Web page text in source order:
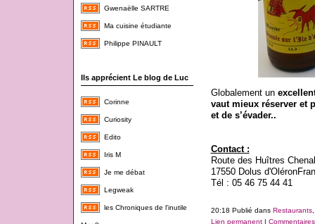
Gwenaëlle SARTRE
Ma cuisine étudiante
Philippe PINAULT
Ils apprécient Le blog de Luc
Corinne
Curiosity
Edito
Iris M
Je me débat
Legweak
les Chroniques de l'inutile
Globalement un
vaut mieux réserver et
et de s’évader..
Contact :
Route des Huîtres
17550 Dolus d'Oléron
Tél : 05 46 75 44 41
20:18 Publié dans Restaurants
Lien permanent|